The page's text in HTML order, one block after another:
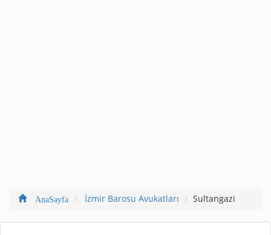
AnaSayfa İzmir Barosu Avukatları Sultangazi